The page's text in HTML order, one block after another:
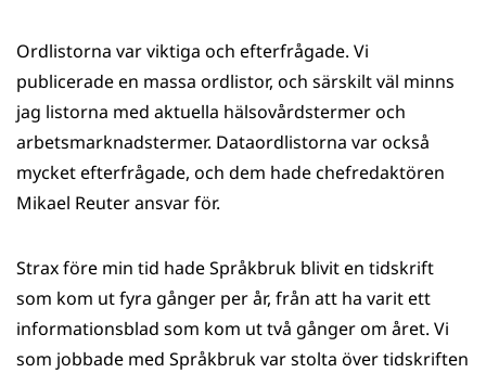
Ordlistorna var viktiga och efterfrågade. Vi
publicerade en massa ordlistor, och särskilt väl minns
jag listorna med aktuella hälsovårdstermer och
arbetsmarknadstermer. Dataordlistorna var också
mycket efterfrågade, och dem hade chefredaktören
Mikael Reuter ansvar för.
Strax före min tid hade Språkbruk blivit en tidskrift
som kom ut fyra gånger per år, från att ha varit ett
informationsblad som kom ut två gånger om året. Vi
som jobbade med Språkbruk var stolta över tidskriften